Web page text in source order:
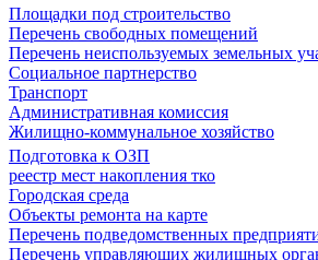
Площадки под строительство
Перечень свободных помещений
Перечень неиспользуемых земельных
Социальное партнерство
Транспорт
Административная комиссия
Жилищно-коммунальное хозяйство
Подготовка к ОЗП
реестр мест накопления тко
Городская среда
Объекты ремонта на карте
Перечень подведомственных
Перечень управляющих жилищных